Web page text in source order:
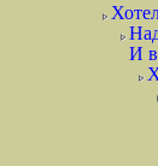
И